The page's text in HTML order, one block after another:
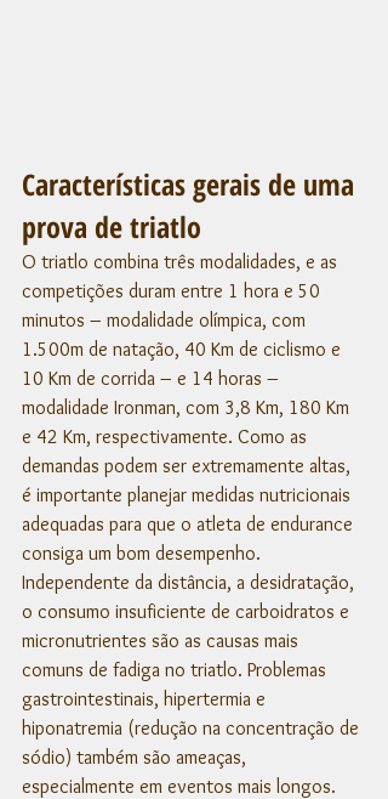
Características gerais de uma
prova de triatlo
O triatlo combina três modalidades, e as
competições duram entre 1 hora e 50
minutos – modalidade olímpica, com
1.500m de natação, 40 Km de ciclismo e
10 Km de corrida – e 14 horas –
modalidade Ironman, com 3,8 Km, 180 Km
e 42 Km, respectivamente. Como as
demandas podem ser extremamente altas,
é importante planejar medidas nutricionais
adequadas para que o atleta de endurance
consiga um bom desempenho.
Independente da distância, a desidratação,
o consumo insuficiente de carboidratos e
micronutrientes são as causas mais
comuns ​​de fadiga no triatlo. Problemas
gastrointestinais, hipertermia e
hiponatremia (redução na concentração de
sódio) também são ameaças,
especialmente em eventos mais longos.